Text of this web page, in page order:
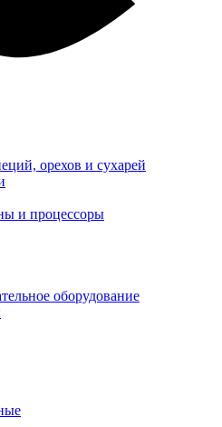
орехов и сухарей
и процессоры
оборудование